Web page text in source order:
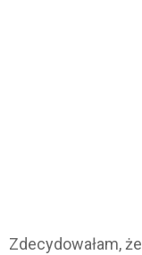
Zdecydowałam,